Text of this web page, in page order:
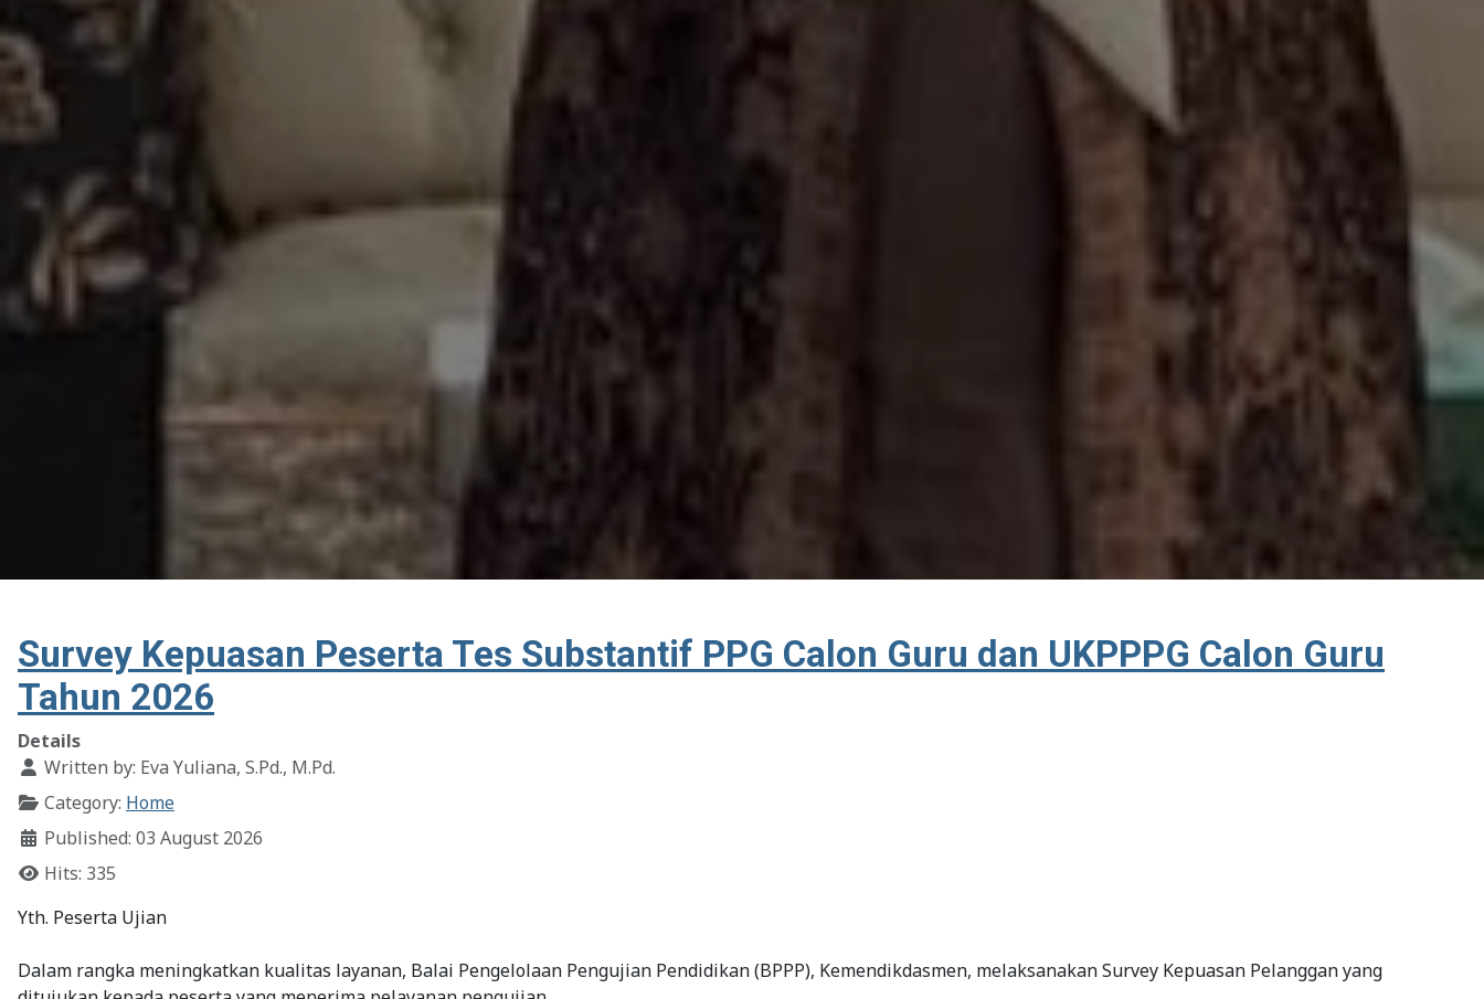
Survey Kepuasan Peserta Tes Substantif PPG Calon Guru dan UKPPPG Calon Guru
Tahun 2026
Details
Written by: Eva Yuliana, S.Pd., M.Pd.
Category: Home
Published: 03 August 2026
Hits: 335
Yth. Peserta Ujian
Dalam rangka meningkatkan kualitas layanan, Balai Pengelolaan Pengujian Pendidikan (BPPP), Kemendikdasmen, melaksanakan Survey Kepuasan Pelanggan yang